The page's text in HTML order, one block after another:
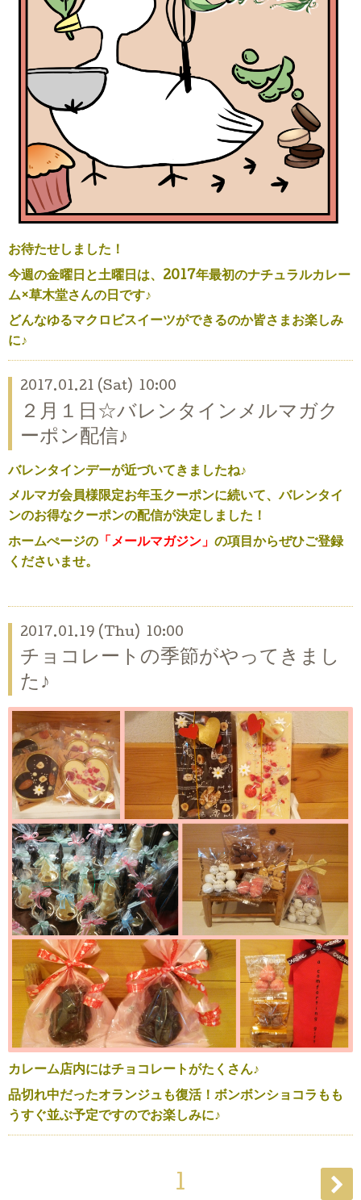
お待たせしました！
今週の金曜日と土曜日は、2017年最初のナチュラルカレー
ム×草木堂さんの日です♪
どんなゆるマクロビスイーツができるのか皆さまお楽しみ
に♪
2017.01.21 (Sat) 10:00
２月１日☆バレンタインメルマガク
ーポン配信♪
バレンタインデーが近づいてきましたね♪
メルマガ会員様限定お年玉クーポンに続いて、バレンタイ
ンのお得なクーポンの配信が決定しました！
ホームぺージの 「メールマガジン」 の項目からぜひご登録
くださいませ。
2017.01.19 (Thu) 10:00
チョコレートの季節がやってきまし
た♪
カレーム店内にはチョコレートがたくさん♪
品切れ中だったオランジュも復活！ボンボンショコラもも
うすぐ並ぶ予定ですのでお楽しみに♪
1